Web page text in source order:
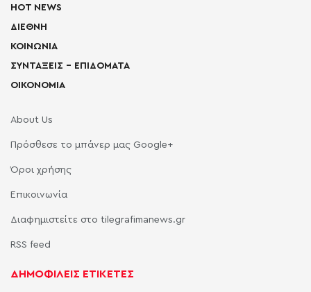
HOT NEWS
ΔΙΕΘΝΗ
ΚΟΙΝΩΝΙΑ
ΣΥΝΤΑΞΕΙΣ – ΕΠΙΔΟΜΑΤΑ
ΟΙΚΟΝΟΜΙΑ
About Us
Πρόσθεσε το μπάνερ μας Google+
Όροι χρήσης
Επικοινωνία
Διαφημιστείτε στο tilegrafimanews.gr
RSS feed
ΔΗΜΟΦΙΛΕΙΣ ΕΤΙΚΕΤΕΣ